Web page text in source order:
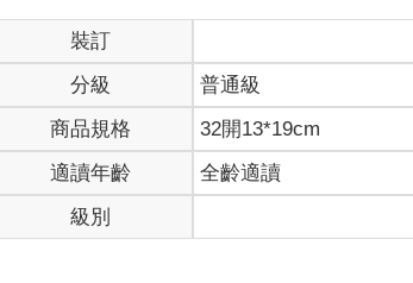
甚至聽見了來自香港2014和2019年的迴聲，包括
Games）小說與電影中的反抗手勢。來自《飢
市倒數第二場大規模遊行當中，我拍攝的一張照
2月緬甸政變後，抗爭者走上街採用了與香港和泰
另一側的泰國在前一年做過的事情。事實上，
反對專制統治的接力賽，接力棒從香港的青年傳
裝訂
分級
普通級
商品規格
32開13*19cm
適讀年齡
全齡適讀
級別